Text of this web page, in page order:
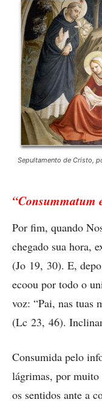
Sepultamento de Cristo,
“Consummatum
Por fim, quando
chegado sua hora,
(Jo 19, 30). E,
ecoou por todo o
voz: “Pai, nas tuas
(Lc 23, 46).
Consumida pelo
lágrimas, por muito
os sentidos ante a